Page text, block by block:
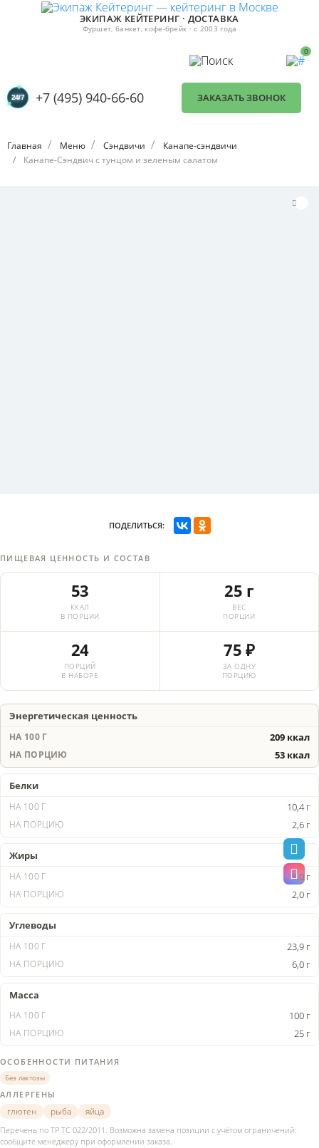
ЭКИПАЖ КЕЙТЕРИНГ · ДОСТАВКА
Фуршет, банкет, кофе-брейк · с 2003 года
0
+7 (495) 940-66-60 ЗАКАЗАТЬ ЗВОНОК
Главная Меню Сэндвичи
Канапе-сэндвичи
Канапе-Сэндвич с тунцом и зеленым салатом
ПОДЕЛИТЬСЯ:
ПИЩЕВАЯ ЦЕННОСТЬ И СОСТАВ
53
ККАЛ
В ПОРЦИИ
25 г
ВЕС
ПОРЦИИ
24
ПОРЦИЙ
В НАБОРЕ
75 ₽
ЗА ОДНУ
ПОРЦИЮ
Энергетическая ценность
209 ккал
53 ккал
Белки
10,4 г
2,6 г
Жиры
8,0 г
2,0 г
Углеводы
23,9 г
6,0 г
Масса
100 г
25 г
ОСОБЕННОСТИ ПИТАНИЯ
Без лактозы
АЛЛЕРГЕНЫ
глютен
рыба
яйца
Перечень по ТР ТС 022/2011. Возможна замена позиции с учётом ограничений:
сообщите менеджеру при оформлении заказа.